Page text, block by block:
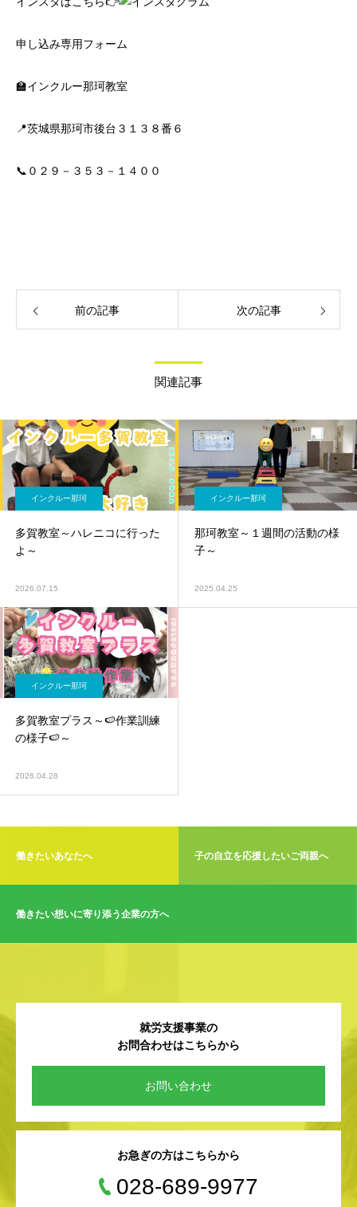
申し込み専用フォーム
🏫インクルー那珂教室
📍茨城県那珂市後台３１３８番６
📞０２９－３５３－１４００
前の記事 次の記事
関連記事
インクルー那珂
多賀教室～ハレニコに行った
よ～
2026.07.15
インクルー那珂
那珂教室～１週間の活動の様
子～
2025.04.25
インクルー那珂
多賀教室プラス～🍉作業訓練
の様子🍉～
2026.04.28
働きたいあなたへ 子の自立を応援したいご両親へ
働きたい想いに寄り添う企業の方へ
就労支援事業の
お問合わせはこちらから
お問い合わせ
お急ぎの方はこちらから
028-689-9977